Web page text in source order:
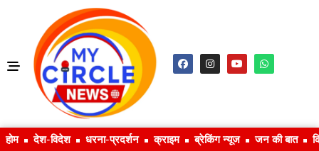
होम देश-विदेश धरना-प्रदर्शन क्राइम ब्रेकिंग न्यूज जन की बात